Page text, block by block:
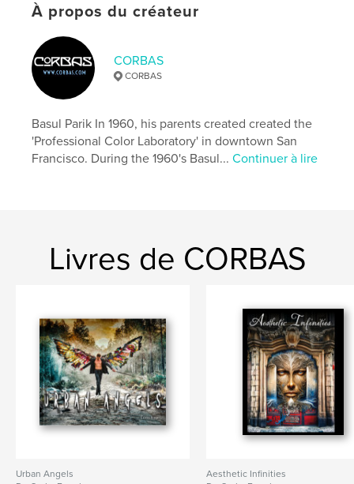
LangueEnglish
Mots-clés
Vitus , Praha ,
À propos du créateur
CORBAS
CORBAS
Basul Parik In 1960, his parents created created the
'Professional Color Laboratory' in downtown San
Francisco. During the 1960's Basul...Continuer à lire
Livres de CORBAS
Urban Angels
Aesthetic Infinities